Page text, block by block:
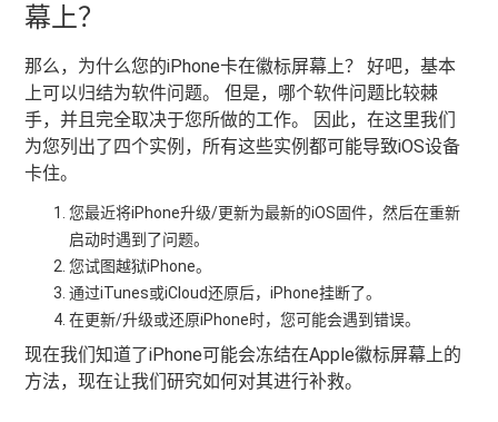
幕上？
那么，为什么您的iPhone卡在徽标屏幕上？ 好吧，基本
上可以归结为软件问题。 但是，哪个软件问题比较棘
手，并且完全取决于您所做的工作。 因此，在这里我们
为您列出了四个实例，所有这些实例都可能导致iOS设备
卡住。
您最近将iPhone升级/更新为最新的iOS固件，然后在重新
启动时遇到了问题。
您试图越狱iPhone。
通过iTunes或iCloud还原后，iPhone挂断了。
在更新/升级或还原iPhone时，您可能会遇到错误。
现在我们知道了iPhone可能会冻结在Apple徽标屏幕上的
方法，现在让我们研究如何对其进行补救。